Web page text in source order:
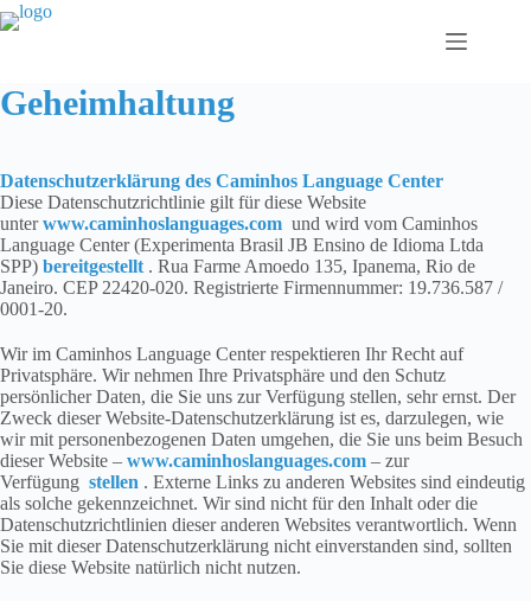
Zum
Inhalt
Geheimhaltung
Datenschutzerklärung des Caminhos Language Center
Diese Datenschutzrichtlinie gilt für diese Website
unterwww.caminhoslanguages.com und wird vom Caminhos
Language Center (Experimenta Brasil JB Ensino de Idioma Ltda
SPP) bereitgestellt . Rua Farme Amoedo 135, Ipanema, Rio de
Janeiro. CEP 22420-020. Registrierte Firmennummer: 19.736.587 /
0001-20.
Wir im Caminhos Language Center respektieren Ihr Recht auf
Privatsphäre. Wir nehmen Ihre Privatsphäre und den Schutz
persönlicher Daten, die Sie uns zur Verfügung stellen, sehr ernst. Der
Zweck dieser Website-Datenschutzerklärung ist es, darzulegen, wie
wir mit personenbezogenen Daten umgehen, die Sie uns beim Besuch
dieser Website – www.caminhoslanguages.com – zur
Verfügung stellen . Externe Links zu anderen Websites sind eindeutig
als solche gekennzeichnet. Wir sind nicht für den Inhalt oder die
Datenschutzrichtlinien dieser anderen Websites verantwortlich. Wenn
Sie mit dieser Datenschutzerklärung nicht einverstanden sind, sollten
Sie diese Website natürlich nicht nutzen.